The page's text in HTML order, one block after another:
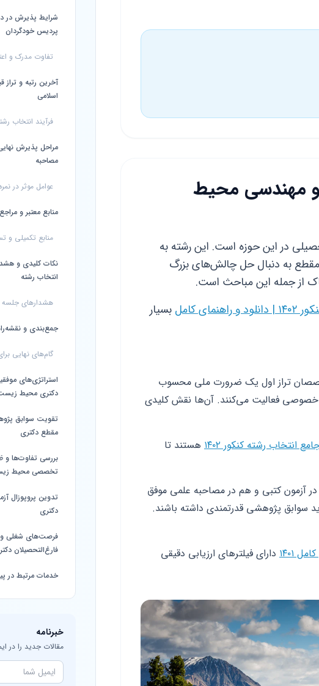
شرایط پذیرش در
پردیس خودگردان
تفاوت مدرک و
آخرین رتبه و تراز
اسلامی
فرآیند انتخاب
مراحل پذیرش
مصاحبه
عوامل موثر در
منابع معتبر و
منابع تکمیلی و
نکات کلیدی و
انتخاب رشته
هشدارهای جلسه
جمع‌بندی و
گام‌های نهایی
استراتژی‌های
دکتری محیط
تقویت سوابق
مقطع دکتری
بررسی تفاوت‌ها
تخصصی محیط
تدوین پروپوزال
دکتری
فرصت‌های شغلی و
فارغ‌التحصیلان
خدمات مرتبط در
خبرنامه
مقالات جدید را در
و مهندسی محیط
در این حوزه است. این رشته به
مقطع به دنبال حل چالش‌های بزرگ
از جمله این مباحث است.
کامل
بسیار
تراز اول یک ضرورت ملی محسوب
خصوصی فعالیت می‌کنند. آن‌ها نقش کلیدی
انتخاب رشته کنکور ۱۴۰۲
هستند تا
آزمون کتبی و هم در مصاحبه علمی موفق
سوابق پژوهشی قدرتمندی داشته باشند.
دارای فیلترهای ارزیابی دقیقی